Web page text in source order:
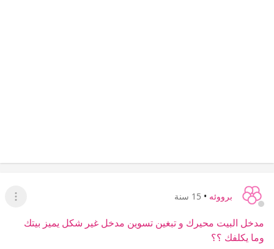
برووئه • 15 سنة
عرض
مدخل البيت محيرك و تبغين تسوين مدخل غير شكل يميز بيتك
وما يكلفك ؟؟